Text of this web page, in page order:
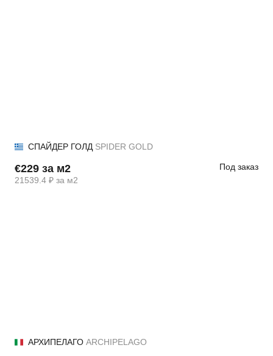
СПАЙДЕР ГОЛД SPIDER GOLD
€229 за м2
21539.4 ₽ за м2
Под заказ
АРХИПЕЛАГО ARCHIPELAGO